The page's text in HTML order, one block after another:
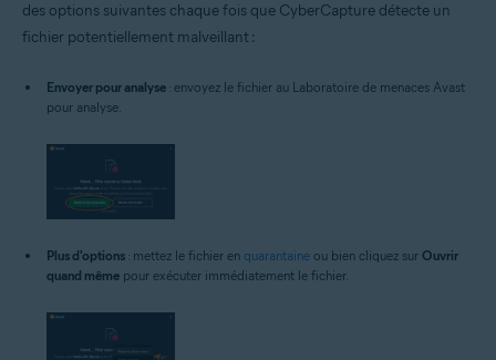
des options suivantes chaque fois que CyberCapture détecte un
fichier potentiellement malveillant :
Envoyer pour analyse : envoyez le fichier au Laboratoire de menaces Avast
pour analyse.
Plus d'options : mettez le fichier en quarantaine ou bien cliquez sur Ouvrir
quand même pour exécuter immédiatement le fichier.